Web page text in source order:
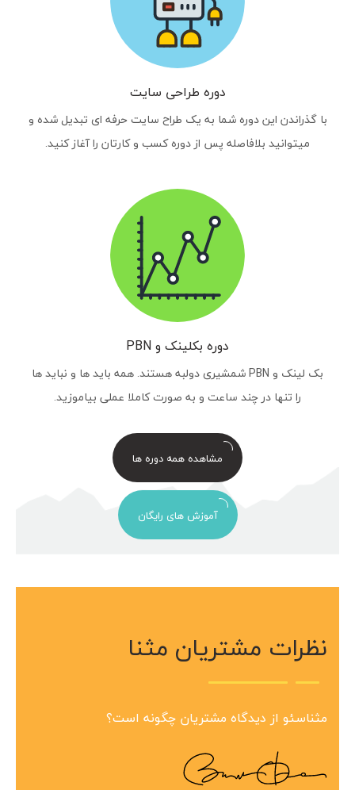
دوره طراحی سایت
با گذراندن این دوره شما به یک طراح سایت حرفه ای تبدیل شده و
میتوانید بلافاصله پس از دوره کسب و کارتان را آغاز کنید.
دوره بکلینک و PBN
بک لینک و PBN شمشیری دولبه هستند. همه باید ها و نباید ها
را تنها در چند ساعت و به صورت کاملا عملی بیاموزید.
مشاهده همه دوره ها
آموزش های رایگان
نظرات مشتریان مثنا
مثناسئو از دیدگاه مشتریان چگونه است؟